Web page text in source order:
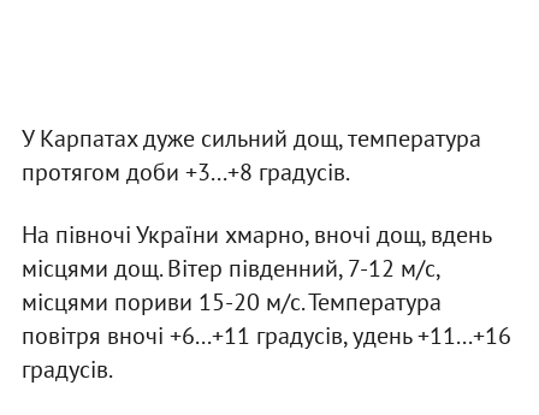
У Карпатах дуже сильний дощ, температура
протягом доби +3...+8 градусів.
На півночі України хмарно, вночі дощ, вдень
місцями дощ. Вітер південний, 7-12 м/с,
місцями пориви 15-20 м/с. Температура
повітря вночі +6...+11 градусів, удень +11...+16
градусів.